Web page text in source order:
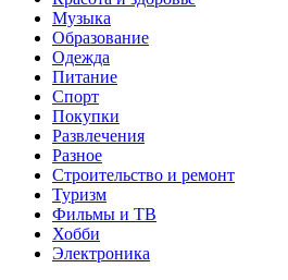
Музыка
Образование
Одежда
Питание
Спорт
Покупки
Развлечения
Разное
Строительство и ремонт
Туризм
Фильмы и ТВ
Хобби
Электроника